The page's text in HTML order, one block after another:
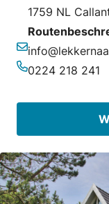
1759 NL
E-Mail-Adresse
0224 218 241